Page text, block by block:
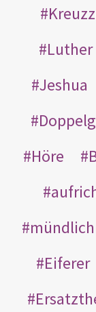
Luther
Jeshua
Höre
mündlich
Eiferer